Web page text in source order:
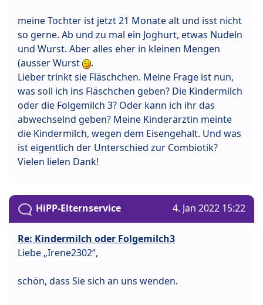
meine Tochter ist jetzt 21 Monate alt und isst nicht
so gerne. Ab und zu mal ein Joghurt, etwas Nudeln
und Wurst. Aber alles eher in kleinen Mengen
(ausser Wurst
.
Lieber trinkt sie Fläschchen. Meine Frage ist nun,
was soll ich ins Fläschchen geben? Die Kindermilch
oder die Folgemilch 3? Oder kann ich ihr das
abwechselnd geben? Meine Kinderärztin meinte
die Kindermilch, wegen dem Eisengehalt. Und was
ist eigentlich der Unterschied zur Combiotik?
Vielen lielen Dank!
HiPP-Elternservice 4. Jan 2022 15:22
Re: Kindermilch oder Folgemilch3
Liebe „Irene2302“,
schön, dass Sie sich an uns wenden.